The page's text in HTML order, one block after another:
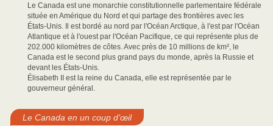
Le Canada est une monarchie constitutionnelle parlementaire fédérale
située en Amérique du Nord et qui partage des frontières avec les
États-Unis. Il est bordé au nord par l'Océan Arctique, à l'est par l'Océan
Atlantique et à l'ouest par l'Océan Pacifique, ce qui représente plus de
202.000 kilomètres de côtes. Avec près de 10 millions de km², le
Canada est le second plus grand pays du monde, après la Russie et
devant les États-Unis.
Élisabeth II est la reine du Canada, elle est représentée par le
gouverneur général.
Le Canada en un coup d’œil